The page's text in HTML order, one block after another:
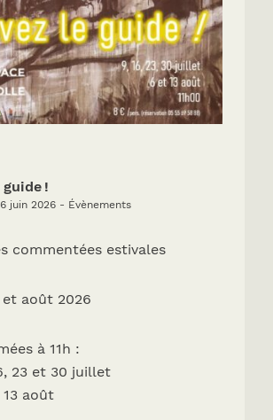
!
juin 2026 - Évènements
commentées estivales
août 2026
à 11h :
23 et 30 juillet
août